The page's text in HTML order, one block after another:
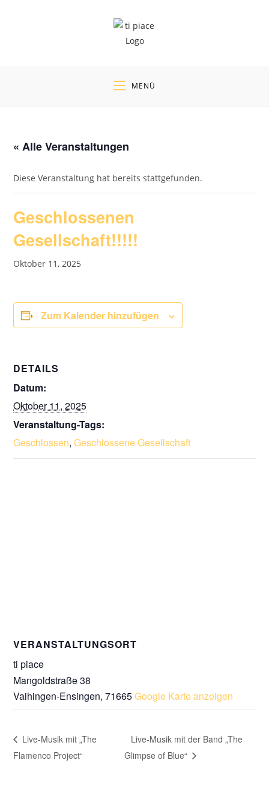
MENÜ
« Alle Veranstaltungen
Diese Veranstaltung hat bereits stattgefunden.
Geschlossenen
Gesellschaft!!!!!
Oktober 11, 2025
Zum Kalender hinzufügen
DETAILS
Datum:
Oktober 11, 2025
Veranstaltung-Tags:
Geschlossen,Geschlossene Gesellschaft
VERANSTALTUNGSORT
ti piace
Mangoldstraße 38
Vaihingen-Ensingen, 71665Google Karte anzeigen
Live-Musik mit „The
Flamenco Project“
Live-Musik mit der Band „The
Glimpse of Blue“